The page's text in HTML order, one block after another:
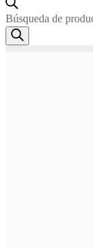
Búsqueda de